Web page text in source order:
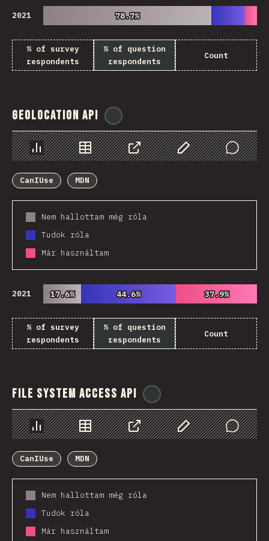
2021 78.7%
78.7%
% of survey
respondents
% of question
respondents
Count
Geolocation API
Diagramok Adatok MegosztásCustomize Data
Comments
CanIUse
MDN
Nem hallottam még róla
Tudok róla
Már használtam
2021 17.6%
17.6% 44.6%
44.6% 37.9%
37.9%
% of survey
respondents
% of question
respondents
Count
File System Access API
Diagramok Adatok MegosztásCustomize Data
Comments
CanIUse
MDN
Nem hallottam még róla
Tudok róla
Már használtam